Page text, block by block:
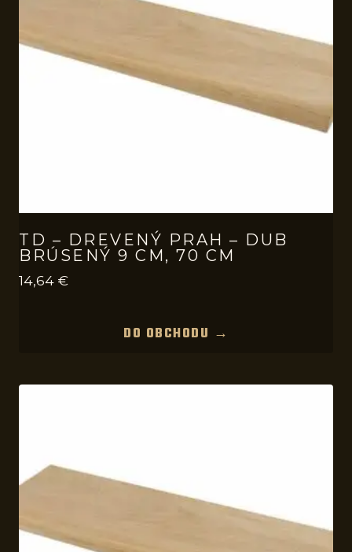
TD – DREVENÝ PRAH – DUB
BRÚSENÝ 9 CM, 70 CM
14,64 €
DO OBCHODU →